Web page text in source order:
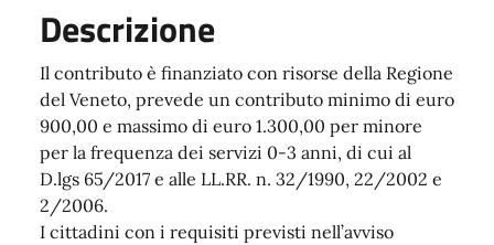
Descrizione
Il contributo è finanziato con risorse della Regione
del Veneto, prevede un contributo minimo di euro
900,00 e massimo di euro 1.300,00 per minore
per la frequenza dei servizi 0-3 anni, di cui al
D.lgs 65/2017 e alle LL.RR. n. 32/1990, 22/2002 e
2/2006.
I cittadini con i requisiti previsti nell’avviso